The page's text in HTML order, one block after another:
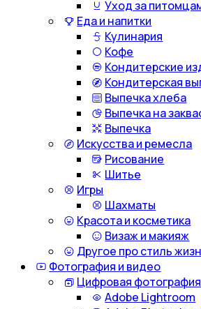
Уход за
Еда и напитки
Кулинария
Кофе
Кондитерские
Кондитерская
Выпечка хлеба
Выпечка на
Выпечка
Искусства и ремесла
Рисование
Шитье
Игры
Шахматы
Красота и косметика
Визаж и макияж
Другое про стиль
Фотография и видео
Цифровая фотография
Adobe Lightroom